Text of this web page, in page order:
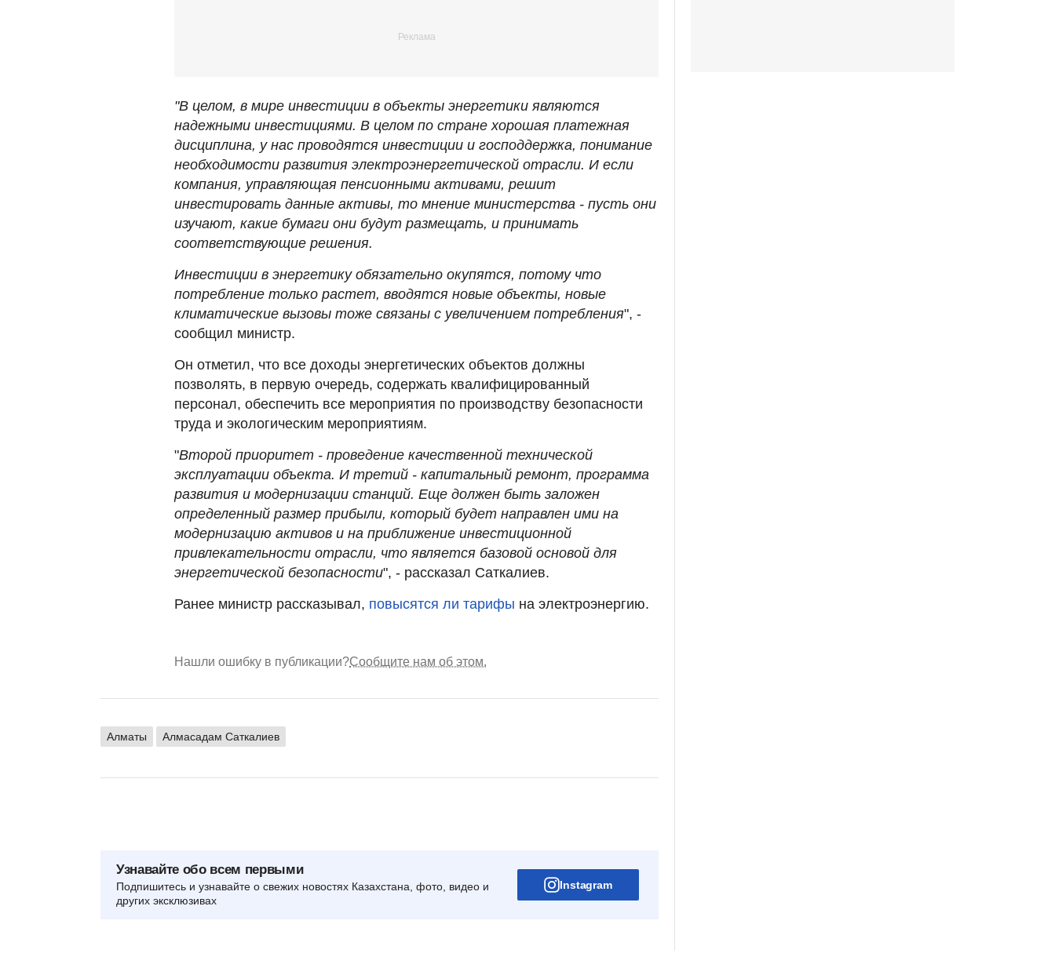
"В целом, в мире инвестиции в объекты энергетики являются
надежными инвестициями. В целом по стране хорошая платежная
дисциплина, у нас проводятся инвестиции и господдержка, понимание
необходимости развития электроэнергетической отрасли. И если
компания, управляющая пенсионными активами, решит
инвестировать данные активы, то мнение министерства - пусть они
изучают, какие бумаги они будут размещать, и принимать
соответствующие решения.
Инвестиции в энергетику обязательно окупятся, потому что
потребление только растет, вводятся новые объекты, новые
климатические вызовы тоже связаны с увеличением потребления", -
сообщил министр.
Он отметил, что все доходы энергетических объектов должны
позволять, в первую очередь, содержать квалифицированный
персонал, обеспечить все мероприятия по производству безопасности
труда и экологическим мероприятиям.
"Второй приоритет - проведение качественной технической
эксплуатации объекта. И третий - капитальный ремонт, программа
развития и модернизации станций. Еще должен быть заложен
определенный размер прибыли, который будет направлен ими на
модернизацию активов и на приближение инвестиционной
привлекательности отрасли, что является базовой основой для
энергетической безопасности", - рассказал Саткалиев.
Ранее министр рассказывал, повысятся ли тарифы на электроэнергию.
Нашли ошибку в публикации?Сообщите нам об этом.
Алматы Алмасадам Саткалиев
Узнавайте обо всем первыми
Подпишитесь и узнавайте о свежих новостях Казахстана, фото, видео и
других эксклюзивах
Instagram